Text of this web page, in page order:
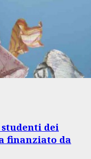
dei
finanziato da